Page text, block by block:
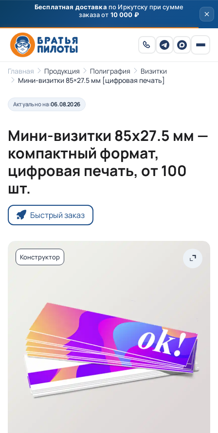
Скидка250 ₽на первый заказ от 3000 ₽ по
промокоду
ПРИВЕТ
Главная Продукция Полиграфия
Визитки
Мини-визитки 85×27.5 мм [цифровая печать]
Актуально на:06.08.2026
Мини-визитки 85х27.5 мм —
компактный формат,
цифровая печать, от 100
шт.
Быстрый заказ
Конструктор